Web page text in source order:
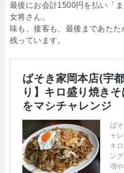
最後にお会計1500円を払い「
女将さん。
味も、接客も、最後まであた
残っています。